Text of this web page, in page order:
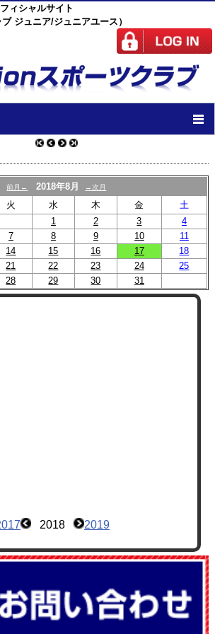
ィシャルサイト
ジュニア/ジュニアユース）
TOP
ニュース
スケジュール
スタッフ
施設紹介
チーム紹介
前月← 2018年8月 →次月
火 水 木 金
土
1
2 3
4
7 8 9 10
11
14 15 16 17
18
21 22 23 24
25
28 29 30 31
2018 2019